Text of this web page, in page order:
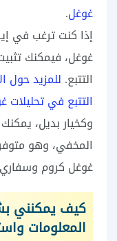
غوغل.
إذا كنت ترغب في
غوغل، فيمكنك
التتبع.
التتبع في تحليلات
وكخيار بديل،
المخفي، وهو
غوغل كروم وسفاري
كيف يمكنني
المعلومات